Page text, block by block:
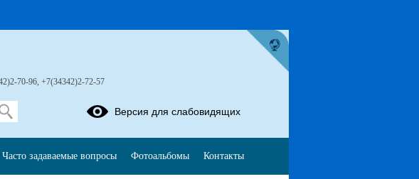
70-96, +7(34342)2-72-57
Версия для слабовидящих
Часто задаваемые вопросы Фотоальбомы Контакты